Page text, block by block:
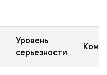
Уровень
серьезности